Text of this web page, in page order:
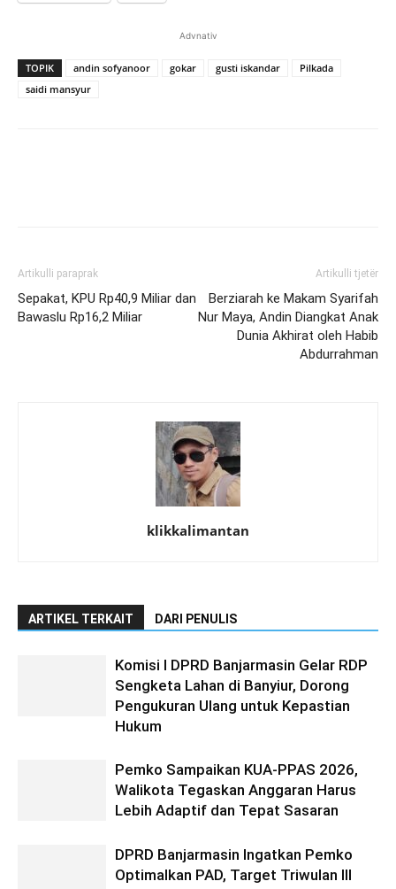
Advnativ
TOPIK andin sofyanoor gokar gusti iskandar
Pilkada
saidi mansyur
Artikulli paraprak
Sepakat, KPU Rp40,9 Miliar dan
Bawaslu Rp16,2 Miliar
Artikulli tjetër
Berziarah ke Makam Syarifah
Nur Maya, Andin Diangkat Anak
Dunia Akhirat oleh Habib
Abdurrahman
klikkalimantan
ARTIKEL TERKAIT DARI PENULIS
Komisi I DPRD Banjarmasin Gelar RDP
Sengketa Lahan di Banyiur, Dorong
Pengukuran Ulang untuk Kepastian
Hukum
Pemko Sampaikan KUA-PPAS 2026,
Walikota Tegaskan Anggaran Harus
Lebih Adaptif dan Tepat Sasaran
DPRD Banjarmasin Ingatkan Pemko
Optimalkan PAD, Target Triwulan III